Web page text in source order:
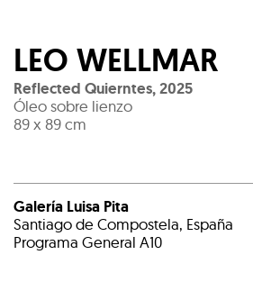
LEO WELLMAR
Reflected Quierntes,2025
Óleo sobre lienzo
89 x 89 cm
Galería Luisa Pita
Santiago de Compostela, España
Programa General A10